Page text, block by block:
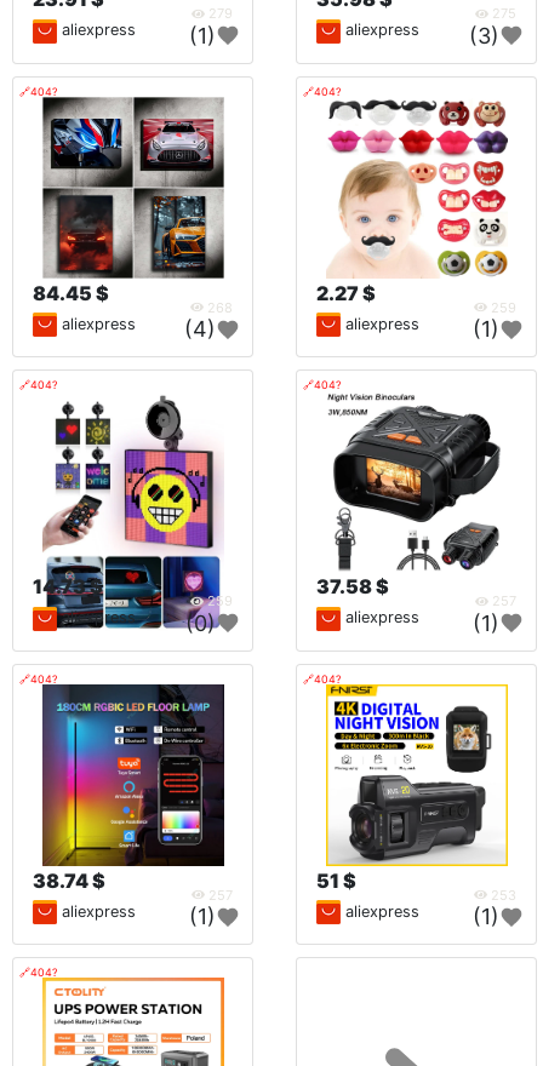
279
aliexpress (1)
275
aliexpress (3)
🔗404?
84.45 $
268
aliexpress (4)
🔗404?
2.27 $
259
aliexpress (1)
🔗404?
14.73 $
259
aliexpress (0)
🔗404?
37.58 $
257
aliexpress (1)
🔗404?
38.74 $
257
aliexpress (1)
🔗404?
51 $
253
aliexpress (1)
🔗404?